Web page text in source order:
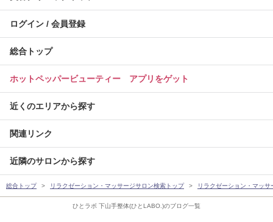
ひとラボ 下山手整体(ひとLABO.)のブログ一覧
ログイン / 会員登録
総合トップ
ホットペッパービューティー アプリをゲット
近くのエリアから探す
関連リンク
近隣のサロンから探す
総合トップ リラクゼーション・マッサージサロン検索トップ リラクゼーション・マッ